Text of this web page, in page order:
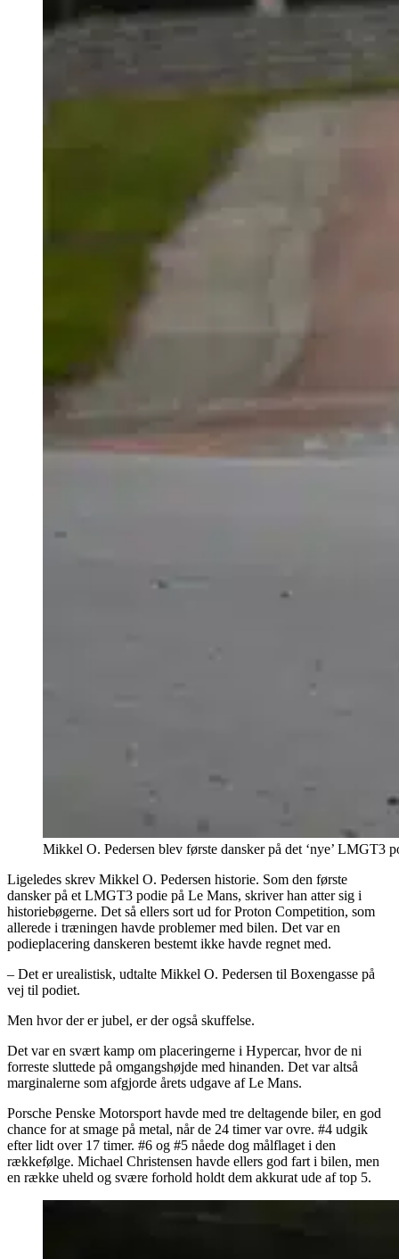
Mikkel O. Pedersen blev første dansker på det ‘nye’ LMGT3
Ligeledes skrev Mikkel O. Pedersen historie. Som den første
dansker på et LMGT3 podie på Le Mans, skriver han atter sig i
historiebøgerne. Det så ellers sort ud for Proton Competition, som
allerede i træningen havde problemer med bilen. Det var en
podieplacering danskeren bestemt ikke havde regnet med.
– Det er urealistisk, udtalte Mikkel O. Pedersen til Boxengasse på
vej til podiet.
Men hvor der er jubel, er der også skuffelse.
Det var en svært kamp om placeringerne i Hypercar, hvor de ni
forreste sluttede på omgangshøjde med hinanden. Det var altså
marginalerne som afgjorde årets udgave af Le Mans.
Porsche Penske Motorsport havde med tre deltagende biler, en god
chance for at smage på metal, når de 24 timer var ovre. #4 udgik
efter lidt over 17 timer. #6 og #5 nåede dog målflaget i den
rækkefølge. Michael Christensen havde ellers god fart i bilen, men
en række uheld og svære forhold holdt dem akkurat ude af top 5.